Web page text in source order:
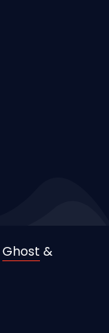
Ghost &